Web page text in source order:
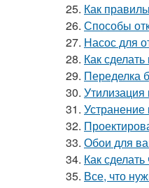
25. Как
26. Способы
27. Насос для
28. Как
29. Переделка
30. Утилизация
31.
32.
33. Обои для
34. Как
35. Все, что